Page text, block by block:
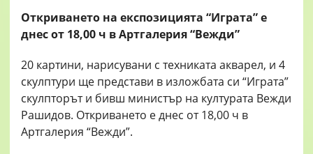
Откриването на експозицията “Играта” е
днес от 18,00 ч в Артгалерия “Вежди”
20 картини, нарисувани с техниката акварел, и 4
скулптури ще представи в изложбата си “Играта”
скулпторът и бивш министър на културата Вежди
Рашидов. Откриването е днес от 18,00 ч в
Артгалерия “Вежди”.